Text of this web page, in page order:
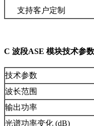
支持客户定制
C 波段ASE 模块技术参数
技术参数
波长范围
输出功率
光谱功率变化 (dB)